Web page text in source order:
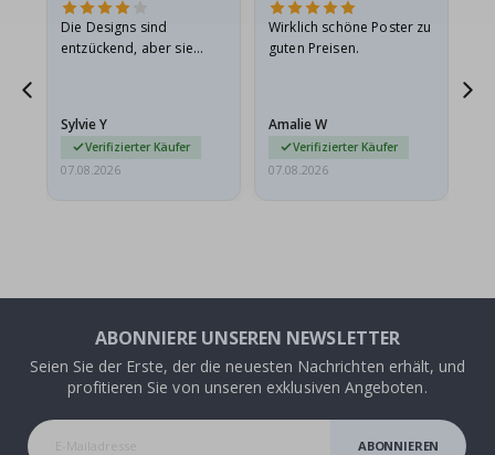
Die Designs sind
entzückend, aber sie
sie…
Sylvie Y
Verifizierter Käufer
07.08.2026
Wirklich schöne Poster zu
guten Preisen.
Amalie W
Verifizierter Käufer
07.08.2026
ABONNIERE UNSEREN NEWSLETTER
Seien Sie der Erste, der die neuesten Nachrichten erhält, und
profitieren Sie von unseren exklusiven Angeboten.
ABONNIEREN